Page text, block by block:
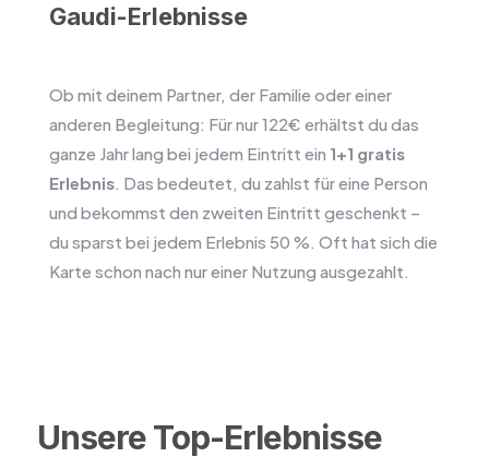
Gaudi-Erlebnisse
Ob mit deinem Partner, der Familie oder einer
anderen Begleitung: Für nur 122€ erhältst du das
ganze Jahr lang bei jedem Eintritt ein 1+1 gratis
Erlebnis. Das bedeutet, du zahlst für eine Person
und bekommst den zweiten Eintritt geschenkt –
du sparst bei jedem Erlebnis 50 %. Oft hat sich die
Karte schon nach nur einer Nutzung ausgezahlt.
Unsere Top-Erlebnisse